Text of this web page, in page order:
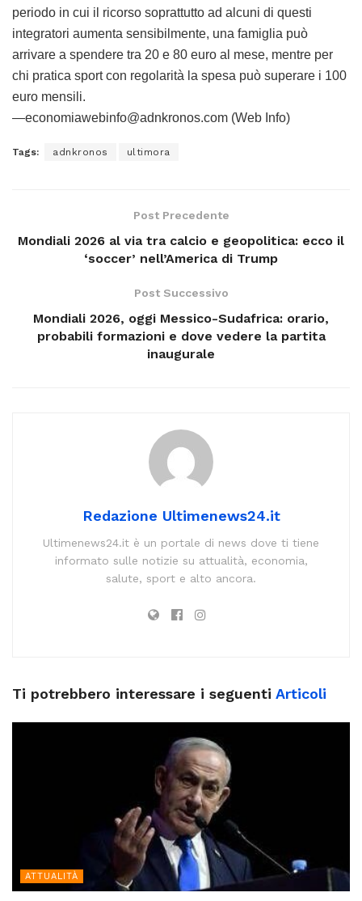
periodo in cui il ricorso soprattutto ad alcuni di questi
integratori aumenta sensibilmente, una famiglia può
arrivare a spendere tra 20 e 80 euro al mese, mentre per
chi pratica sport con regolarità la spesa può superare i 100
euro mensili.
—economiawebinfo@adnkronos.com (Web Info)
Tags: adnkronos ultimora
Post Precedente
Mondiali 2026 al via tra calcio e geopolitica: ecco il
‘soccer’ nell’America di Trump
Post Successivo
Mondiali 2026, oggi Messico-Sudafrica: orario,
probabili formazioni e dove vedere la partita
inaugurale
Redazione Ultimenews24.it
Ultimenews24.it è un portale di news dove ti tiene
informato sulle notizie su attualità, economia,
salute, sport e alto ancora.
Ti potrebbero interessare i seguenti Articoli
ATTUALITÀ